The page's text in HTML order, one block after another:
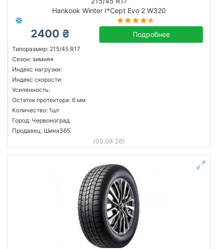
Hankook Winter I*Cept Evo 2 W320
2400 ₴ Подробнее
Типоразмер: 215/45 R17
Сезон: зимняя
Индекс нагрузки:
Индекс скорости:
Усиленность:
Остаток протектора: 6 мм
Количество: 1шт
Город: Червоноград
Продавец: Шина365
(05.08.26)